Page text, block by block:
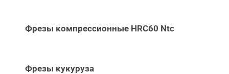
Фрезы компрессионные HRC60 Ntc
Фрезы кукуруза